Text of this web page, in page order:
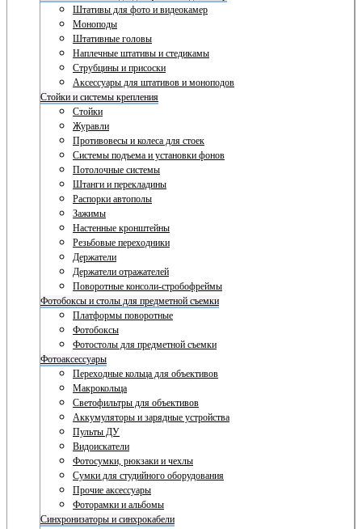
Штативы для фото и видеокамер
Моноподы
Штативные головы
Наплечные штативы и стедикамы
Струбцины и присоски
Аксессуары для штативов и моноподов
Стойки и системы крепления
Стойки
Журавли
Противовесы и колеса для стоек
Системы подъема и установки фонов
Потолочные системы
Штанги и перекладины
Распорки автополы
Зажимы
Настенные кронштейны
Резьбовые переходники
Держатели
Держатели отражателей
Поворотные консоли-стробофреймы
Фотобоксы и столы для предметной съемки
Платформы поворотные
Фотобоксы
Фотостолы для предметной съемки
Фотоаксессуары
Переходные кольца для объективов
Макрокольца
Светофильтры для объективов
Аккумуляторы и зарядные устройства
Пульты ДУ
Видоискатели
Фотосумки, рюкзаки и чехлы
Сумки для студийного оборудования
Прочие аксессуары
Фоторамки и альбомы
Синхронизаторы и синхрокабели